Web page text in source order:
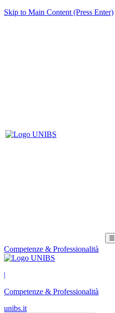
Skip to Main Content (Press Enter)
☰
Competenze & Professionalità
|
Competenze & Professionalità
unibs.it